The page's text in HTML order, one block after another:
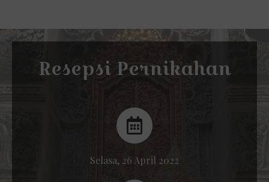
Resepsi Pernikahan
Selasa, 26 April 2022